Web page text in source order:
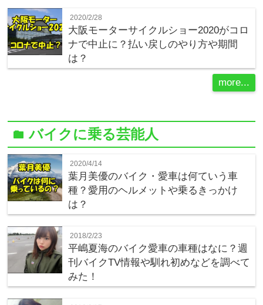
2020/2/28
大阪モーターサイクルショー2020がコロ
ナで中止に？払い戻しのやり方や期間
は？
more...
folderバイクに乗る芸能人
2020/4/14
葉月美優のバイク・愛車は何ていう車
種？愛用のヘルメットや乗るきっかけ
は？
2018/2/23
平嶋夏海のバイク愛車の車種はなに？週
刊バイクTV情報や馴れ初めなどを調べて
みた！